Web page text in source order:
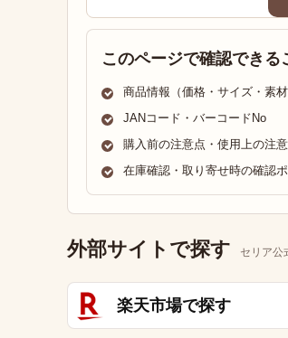
このページで確認できる
商品情報（価格・サイズ・素材
JANコード・バーコードNo
購入前の注意点・使用上の注意
在庫確認・取り寄せ時の確認
外部サイトで探す セリア公
楽天市場で探す